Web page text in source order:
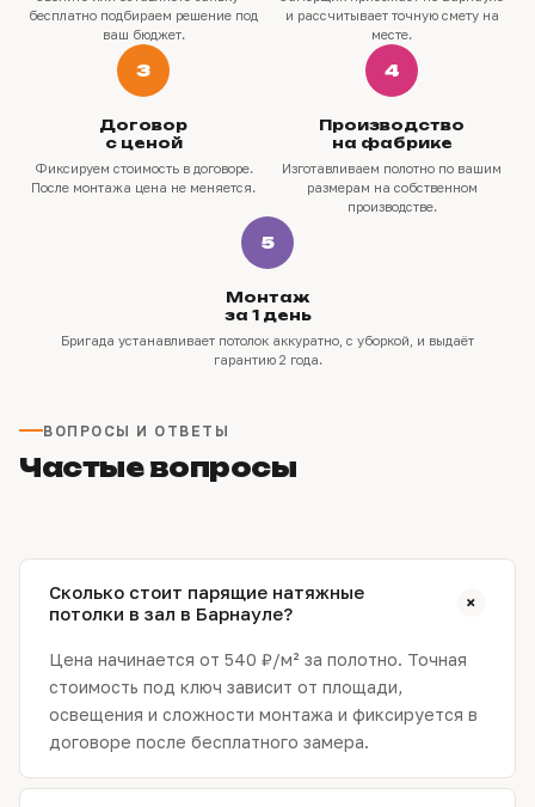
бесплатно подбираем решение под
ваш бюджет.
и рассчитывает точную смету на
месте.
3
Договор
с ценой
Фиксируем стоимость в договоре.
После монтажа цена не меняется.
4
Производство
на фабрике
Изготавливаем полотно по вашим
размерам на собственном
производстве.
5
Монтаж
за 1 день
Бригада устанавливает потолок аккуратно, с уборкой, и выдаёт
гарантию 2 года.
ВОПРОСЫ И ОТВЕТЫ
Частые вопросы
Сколько стоит парящие натяжные
потолки в зал в Барнауле?
+
Цена начинается от 540 ₽/м² за полотно. Точная
стоимость под ключ зависит от площади,
освещения и сложности монтажа и фиксируется в
договоре после бесплатного замера.